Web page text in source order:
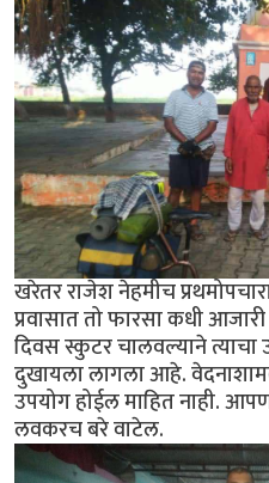
खरेतर राजेश नेहमीच
प्रवासात तो फारसा कधी
दिवस स्कुटर चालवल्याने
दुखायला लागला आहे.
उपयोग होईल माहित नाही.
लवकरच बरे वाटेल.